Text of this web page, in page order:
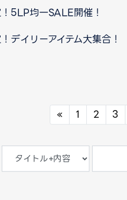
5LP均一SALE開催！
デイリーアイテム大集合！
« Previous
1 2 3